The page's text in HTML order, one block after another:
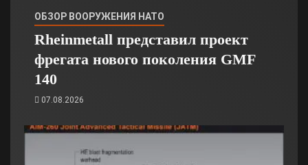
ОБЗОР ВООРУЖЕНИЯ НАТО
Rheinmetall представил проект
фрегата нового поколения GMF
140
07.08.2026